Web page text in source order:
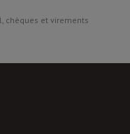
chèques et virements